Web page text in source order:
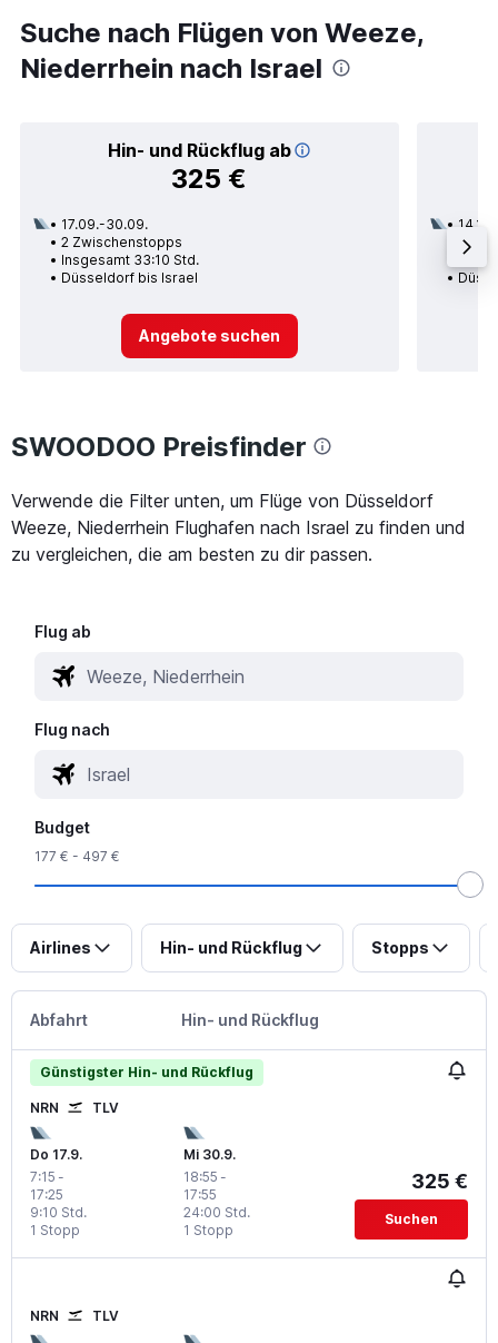
Suche nach Flügen von Weeze,
Niederrhein nach Israel
Hin- und Rückflug ab
325 €
17.09.-30.09.
2 Zwischenstopps
Insgesamt 33:10 Std.
Düsseldorf bis Israel
Angebote suchen
14.10.
1
SWOODOO Preisfinder
Verwende die Filter unten, um Flüge von Düsseldorf
Weeze, Niederrhein Flughafen nach Israel zu finden und
zu vergleichen, die am besten zu dir passen.
Flug ab
Flug nach
Budget
177 € - 497 €
Airlines Hin- und Rückflug Stopps
Abfahrt Hin- und Rückflug
Günstigster Hin- und Rückflug
NRN TLV
Do 17.9.
7:15 -
17:25
1 Stopp
9:10 Std.
Mi 30.9.
18:55 -
17:55
1 Stopp
24:00 Std.
325 €
Suchen
NRN TLV